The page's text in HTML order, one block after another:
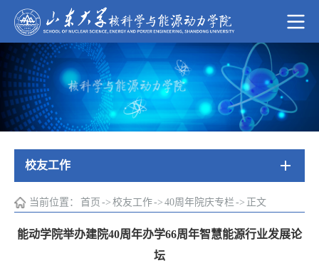
校友工作
当前位置： 首页 -> 校友工作-> 40周年院庆专栏 -> 正文
能动学院举办建院40周年办学66周年智慧能源行业发展论
坛